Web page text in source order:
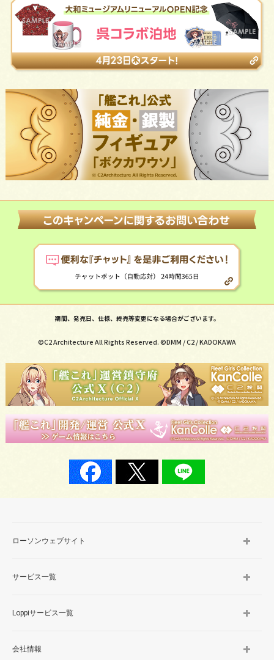
期間、発売日、仕様、終売等変更になる場合がございます。
©C2 Architecture All Rights Reserved. ©DMM / C2 / KADOKAWA
ローソンウェブサイト
サービス一覧
Loppiサービス一覧
会社情報